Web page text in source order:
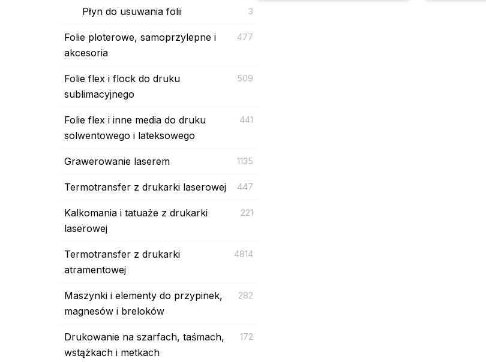
Płyn do usuwania folii 3
Folie ploterowe, samoprzylepne i
akcesoria
477
Folie flex i flock do druku
sublimacyjnego
509
Folie flex i inne media do druku
solwentowego i lateksowego
441
Grawerowanie laserem 1135
Termotransfer z drukarki laserowej 447
Kalkomania i tatuaże z drukarki
laserowej
221
Termotransfer z drukarki
atramentowej
4814
Maszynki i elementy do przypinek,
magnesów i breloków
282
Drukowanie na szarfach, taśmach,
wstążkach i metkach
172